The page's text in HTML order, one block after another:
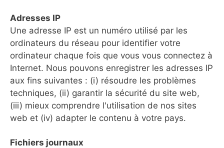
Adresses IP
Une adresse IP est un numéro utilisé par les
ordinateurs du réseau pour identifier votre
ordinateur chaque fois que vous vous connectez à
Internet. Nous pouvons enregistrer les adresses IP
aux fins suivantes : (i) résoudre les problèmes
techniques, (ii) garantir la sécurité du site web,
(iii) mieux comprendre l'utilisation de nos sites
web et (iv) adapter le contenu à votre pays.
Fichiers journaux